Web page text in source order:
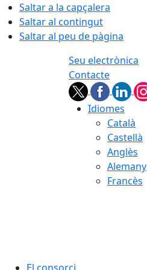
Saltar a la capçalera
Saltar al contingut
Saltar al peu de pàgina
Seu electrònica
Contacte
Idiomes
Català
Castellà
Anglès
Alemany
Francès